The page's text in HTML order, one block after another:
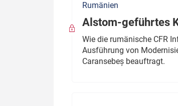
Rumänien
Alstom-geführtes
Wie die rumänische CFR
Ausführung von
Caransebeș beauftragt.